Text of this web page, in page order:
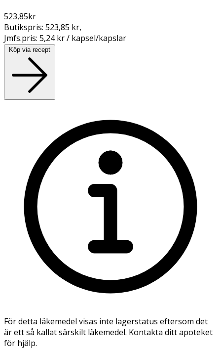
523,85kr
Butikspris: 523,85 kr,
Jmfs.pris: 5,24 kr / kapsel/kapslar
Köp via recept
För detta läkemedel visas inte lagerstatus eftersom det
är ett så kallat särskilt läkemedel. Kontakta ditt apoteket
för hjälp.